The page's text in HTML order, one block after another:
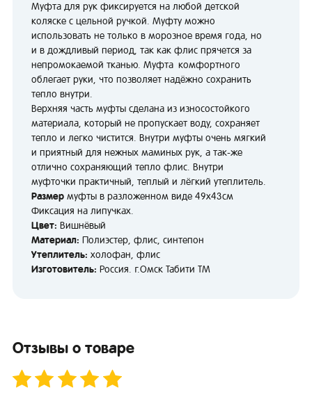
Муфта для рук фиксируется на любой детской
коляске с цельной ручкой. Муфту можно
использовать не только в морозное время года, но
и в дождливый период, так как флис прячется за
непромокаемой тканью. Муфта комфортного
облегает руки, что позволяет надёжно сохранить
тепло внутри.
Верхняя часть муфты сделана из износостойкого
материала, который не пропускает воду, сохраняет
тепло и легко чистится. Внутри муфты очень мягкий
и приятный для нежных маминых рук, а так-же
отлично сохраняющий тепло флис. Внутри
муфточки практичный, теплый и лёгкий утеплитель.
Размер муфты в разложенном виде 49х43см
Фиксация на липучках.
Цвет: Вишнёвый
Материал: Полиэстер, флис, синтепон
Утеплитель: холофан, флис
Изготовитель: Россия. г.Омск Табити ТМ
Отзывы о товаре